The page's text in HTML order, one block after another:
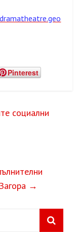
Pinterest
социални
→